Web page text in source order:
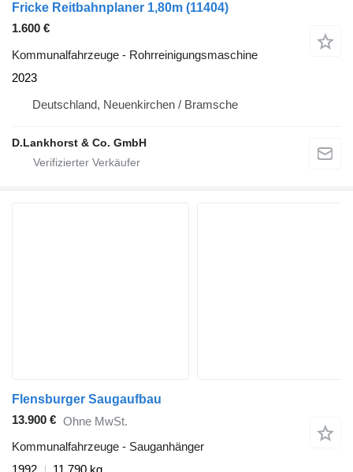
Fricke Reitbahnplaner 1,80m (11404)
1.600 €
Kommunalfahrzeuge - Rohrreinigungsmaschine
2023
Deutschland, Neuenkirchen / Bramsche
D.Lankhorst & Co. GmbH
Flensburger Saugaufbau
13.900 € Ohne MwSt.
Kommunalfahrzeuge - Sauganhänger
1992
11.790 kg